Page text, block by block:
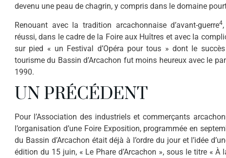
devenu une peau de chagrin, y compris dans le domaine
Renouant avec la tradition arcachonnaise d’avant-guerre4
réussi, dans le cadre de la Foire aux Huîtres et avec la
sur pied « un Fes­tival d’Opéra pour tous » dont le
tourisme du Bassin d’Arcachon fut moins heureux avec le
1990.
UN PRÉCÉDENT
Pour l’Association des industriels et commerçants
l’orga­nisation d’une Foire Exposition, programmée en
du Bassin d’Ar­cachon était déjà à l’ordre du jour et l’idée
édition du 15 juin, « Le Phare d’Arcachon », sous le titre «